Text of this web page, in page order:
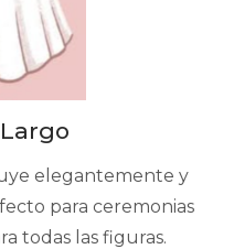
elegantemente y
para ceremonias
todas las figuras.